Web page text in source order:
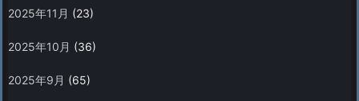
2025年11月 (23)
2025年10月 (36)
2025年9月 (65)